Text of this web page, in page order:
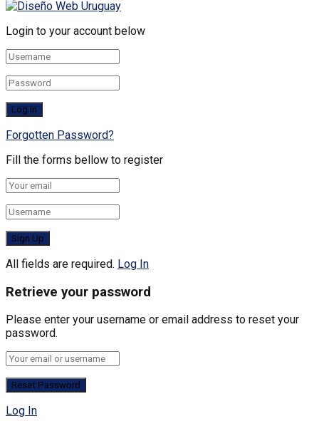
Login to your account below
Forgotten Password?
Fill the forms bellow to register
All fields are required. Log In
Retrieve your password
Please enter your username or email address to reset your
password.
Log In